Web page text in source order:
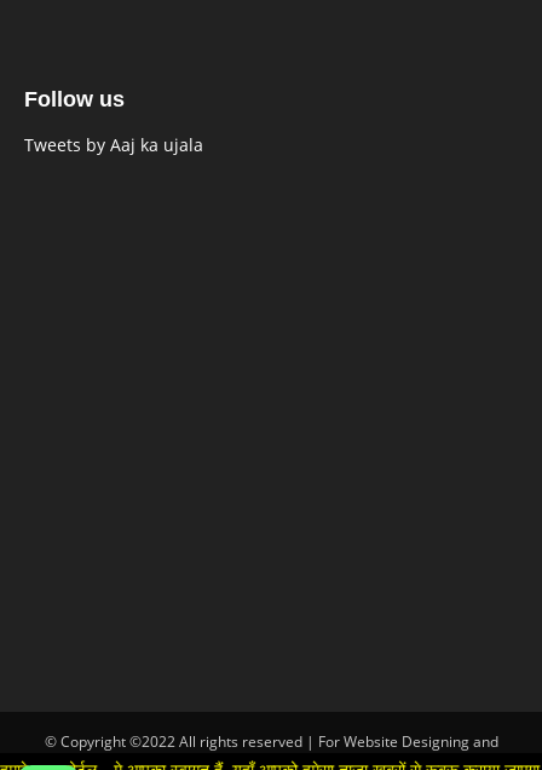
Follow us
Tweets by Aaj ka ujala
© Copyright ©2022 All rights reserved | For Website Designing and
Development call Us:-8920664806